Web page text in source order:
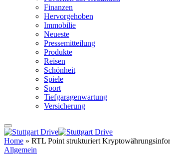
Finanzen
Hervorgehoben
Immobilie
Neueste
Pressemitteilung
Produkte
Reisen
Schönheit
Spiele
Sport
Tiefgaragenwartung
Versicherung
Home » RTL Point strukturiert
Allgemein